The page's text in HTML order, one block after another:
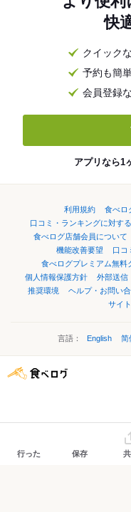
快
クイック
予約も簡
会員登録
アプリなら1
利用規約 食べロ
口コミ・ランキングに対す
食べログ店舗会員について
機能改善要望
口コ
食べログプレミアム無料
個人情報保護方針
外部送信
推奨環境
ヘルプ・お問い
サイ
言語： English 简
行った 保存